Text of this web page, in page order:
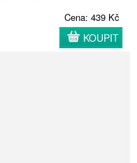
Cena: 439 Kč
KOUPIT